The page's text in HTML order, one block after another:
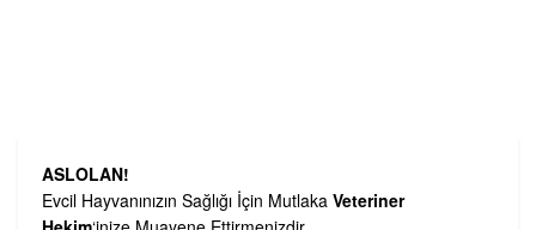
ASLOLAN!
Evcil Hayvanınızın Sağlığı İçin Mutlaka Veteriner